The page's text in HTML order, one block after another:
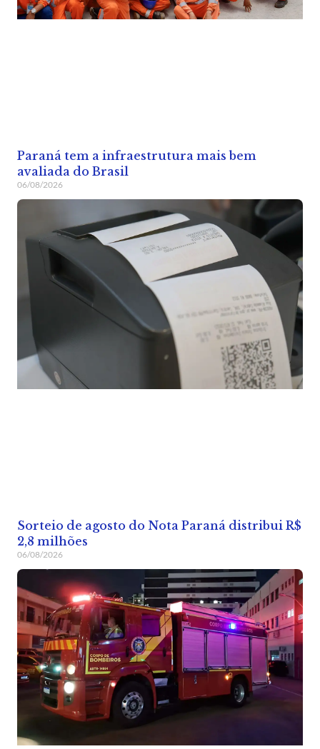
Paraná tem a infraestrutura mais bem
avaliada do Brasil
06/08/2026
Sorteio de agosto do Nota Paraná distribui R$
2,8 milhões
06/08/2026